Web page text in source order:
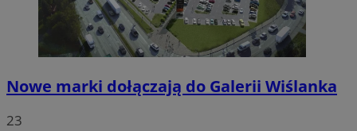
Nowe marki dołączają do Galerii Wiślanka
23